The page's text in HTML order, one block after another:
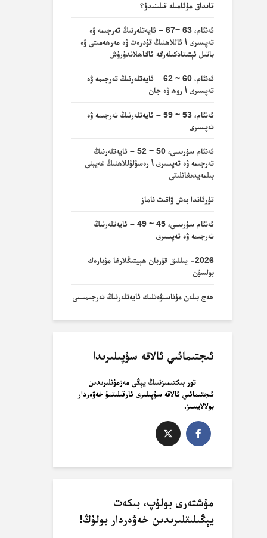
قانداق مۇئامىلە قىلىنىدۇ؟
ئەنئام، 63 ~67 – ئايەتلەرنىڭ تەرجىمە ۋە
تەپسىرى \ ئاللاھنىڭ قۇدرەت ۋە مەرھەمىتى ۋە
باتىل ئېتىقادكىلەرگە ئاگاھلاندۇرۇش
ئەنئام، 60 ~ 62 – ئايەتلەرنىڭ تەرجىمە ۋە
تەپسىرى \ روھ ۋە جان
ئەنئام، 53 ~ 59 – ئايەتلەرنىڭ تەرجىمە ۋە
تەپسىرى
ئەنئام سۈرىسى، 50 ~ 52 – ئايەتلەرنىڭ
تەرجىمە ۋە تەپسىرى \ رەسۇلۇللاھنىڭ غەيبنى
بىلمەيدىغانلىقى
قۇرئاندا بەش ۋاقىت ناماز
ئەنئام سۈرىسى، 45 ~ 49 – ئايەتلەرنىڭ
تەرجىمە ۋە تەپسىرى
2026- يىللىق قۇربان ھېيتىڭلارغا مۇبارەك
بولسۇن
ھەج بىلەن مۇناسىۋەتلىك ئايەتلەرنىڭ تەرجىمىسى
ئىجتىمائىي ئالاقە سۇپىلىرىدا
تور بىكتىمىزنىىڭ يېڭى مەزمۇنلىرىدىن
ئىجتىمائىي ئالاقە سۇپىلىرى ئارقىلىقمۇ خەۋەردار
بولالايسىز.
مۇشتەرى بولۇپ، بىكەت
يېڭىلىقلىرىدىن خەۋەردار بولۇڭ!